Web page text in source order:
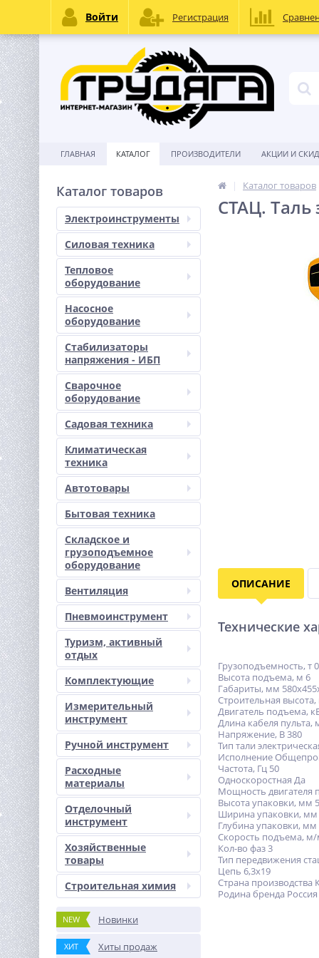
ГЛАВНАЯ КАТАЛОГ ПРОИЗВОДИТЕЛИ АКЦИИ И
Каталог товаров
Электроинструменты
Силовая техника
Тепловое
оборудование
Насосное
оборудование
Стабилизаторы
напряжения - ИБП
Сварочное
оборудование
Садовая техника
Климатическая
техника
Автотовары
Бытовая техника
Складское и
грузоподъемное
оборудование
Вентиляция
Пневмоинструмент
Туризм, активный
отдых
Комплектующие
Измерительный
инструмент
Ручной инструмент
Расходные
материалы
Отделочный
инструмент
Хозяйственные
товары
Строительная химия
NEW Новинки
ХИТ Хиты продаж
Каталог товаров
CТАЦ. Таль
ОПИСАНИЕ
Технические
Грузоподъемность, т
Высота подъема, м 6
Габариты, мм
Строительная
Двигатель подъема,
Длина кабеля пульта,
Напряжение, В 380
Тип тали
Исполнение
Частота, Гц 50
Односкоростная Да
Мощность двигателя
Высота упаковки, мм
Ширина упаковки, мм
Глубина упаковки, мм
Скорость подъема,
Кол-во фаз 3
Тип передвижения
Цепь 6,3х19
Страна производства
Родина бренда Россия
Войти Регистрация